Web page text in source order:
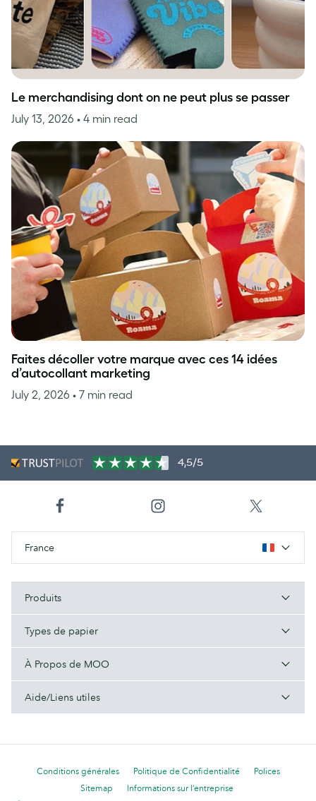
Le merchandising dont on ne peut plus se passer
July 13, 2026 • 4 min read
Faites décoller votre marque avec ces 14 idées
d’autocollant marketing
July 2, 2026 • 7 min read
4,5/5
France
Produits
Types de papier
À Propos de MOO
Aide/Liens utiles
Conditions générales Politique de Confidentialité
Polices
Sitemap
Informations sur l’entreprise